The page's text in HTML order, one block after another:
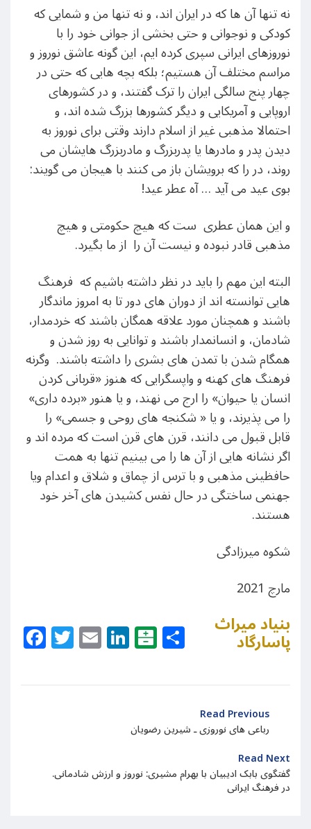
نه تنها آن ها که در ایران اند، و نه تنها من و شمایی که
کودکی و نوجوانی و حتی بخشی از جوانی خود را با
نوروزهای ایرانی سپری کرده ایم، این گونه عاشق نوروز و
مراسم مختلف آن هستیم؛ بلکه بچه هایی که حتی در
چهار پنج سالگی ایران را ترک گفتند، و در کشورهای
اروپایی و آمریکایی و دیگر کشورها بزرگ شده اند، و
احتمالا مذهبی غیر از اسلام دارند وقتی برای نوروز به
دیدن پدر و مادرها یا پدربزرگ و مادربزرگ هایشان می
روند، در را که برویشان باز می کنند با هیجان می گویند:
بوی عید می آید … آه عطر عید!
و این همان عطری ست که هیچ حکومتی و هیچ
مذهبی قادر نبوده و نیست آن را از ما بگیرد.
البته این مهم را باید در نظر داشته باشیم که فرهنگ
هایی توانسته اند از دوران های دور تا به امروز ماندگار
باشند و همچنان مورد علاقه همگان باشند که خردمدار،
شادمان، و انسانمدار باشند و توانایی به روز شدن و
همگام شدن با تمدن های بشری را داشته باشند. وگرنه
فرهنگ های کهنه و واپسگرایی که هنوز «قربانی کردن
انسان یا حیوان» را ارج می نهند، و یا هنور «برده داری»
را می پذیرند، و یا « شکنجه های روحی و جسمی» را
قابل قبول می دانند، قرن های قرن است که مرده اند و
اگر نشانه هایی از آن ها را می بینیم تنها به همت
حافظینی مذهبی و با ترس از چماق و شلاق و اعدام ویا
جهنمی ساختگی در حال نفس کشیدن های آخر خود
هستند.
شکوه میرزادگی
مارچ 2021
Facebook
Twitter
EmailLinkedIn
Balatarin
Share
بنیاد میراث
پاسارگاد
Read Previous
رباعی های نوروزی ـ شیرین رضویان
Read Next
.گفتگوی بابک ادیبیان با بهرام مشیری: نوروز و ارزش شادمانی
در فرهنگ ایرانی